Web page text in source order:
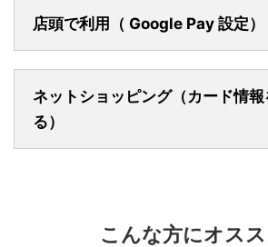
店頭で利用（ Google Pay 設定）
ネットショッピング（カード情
る）
こんな方にオスス